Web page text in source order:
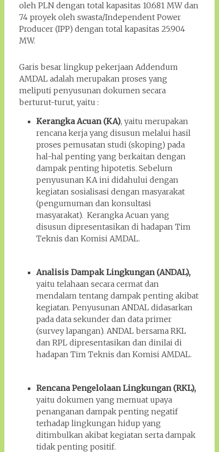
oleh PLN dengan total kapasitas 10.681 MW dan
74 proyek oleh swasta/Independent Power
Producer (IPP) dengan total kapasitas 25.904
MW.
Garis besar lingkup pekerjaan Addendum
AMDAL adalah merupakan proses yang
meliputi penyusunan dokumen secara
berturut-turut, yaitu :
Kerangka Acuan (KA), yaitu merupakan
rencana kerja yang disusun melalui hasil
proses pemusatan studi (skoping) pada
hal-hal penting yang berkaitan dengan
dampak penting hipotetis. Sebelum
penyusunan KA ini didahului dengan
kegiatan sosialisasi dengan masyarakat
(pengumuman dan konsultasi
masyarakat). Kerangka Acuan yang
disusun dipresentasikan di hadapan Tim
Teknis dan Komisi AMDAL.
Analisis Dampak Lingkungan (ANDAL),
yaitu telahaan secara cermat dan
mendalam tentang dampak penting akibat
kegiatan. Penyusunan ANDAL didasarkan
pada data sekunder dan data primer
(survey lapangan). ANDAL bersama RKL
dan RPL dipresentasikan dan dinilai di
hadapan Tim Teknis dan Komisi AMDAL.
Rencana Pengelolaan Lingkungan (RKL),
yaitu dokumen yang memuat upaya
penanganan dampak penting negatif
terhadap lingkungan hidup yang
ditimbulkan akibat kegiatan serta dampak
tidak penting positif.